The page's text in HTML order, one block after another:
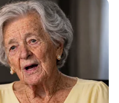
έπαιρναν
θεραπεία της
, που ήταν στην
των ηλικιωμένων.